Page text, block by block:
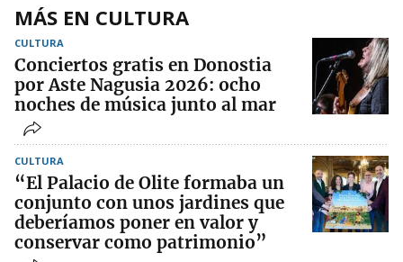
MÁS EN CULTURA
CULTURA
Conciertos gratis en Donostia
por Aste Nagusia 2026: ocho
noches de música junto al mar
CULTURA
“El Palacio de Olite formaba un
conjunto con unos jardines que
deberíamos poner en valor y
conservar como patrimonio”